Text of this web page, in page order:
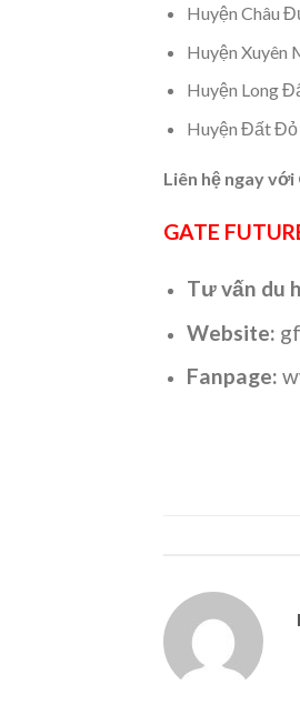
Huyện Châu
Huyện Xuyên
Huyện Long
Huyện Đất Đỏ
Liên hệ ngay
GATE
Tư vấn du
Website:
Fanpage: